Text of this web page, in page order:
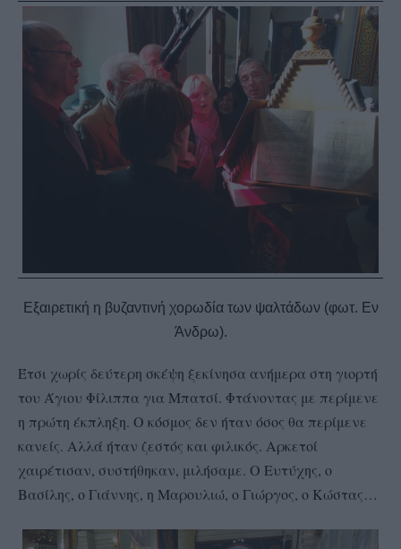
Εξαιρετική η βυζαντινή χορωδία των ψαλτάδων (φωτ. Εν
Άνδρω).
Έτσι χωρίς δεύτερη σκέψη ξεκίνησα ανήμερα στη γιορτή
του Άγιου Φίλιππα για Μπατσί. Φτάνοντας με περίμενε
η πρώτη έκπληξη. Ο κόσμος δεν ήταν όσος θα περίμενε
κανείς. Αλλά ήταν ζεστός και φιλικός. Αρκετοί
χαιρέτισαν, συστήθηκαν, μιλήσαμε. Ο Ευτύχης, ο
Βασίλης, ο Γιάννης, η Μαρουλιώ, ο Γιώργος, ο Κώστας…